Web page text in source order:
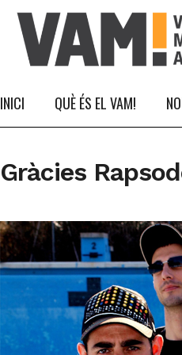
INICI QUÈ ÉS EL VAM!
Gràcies